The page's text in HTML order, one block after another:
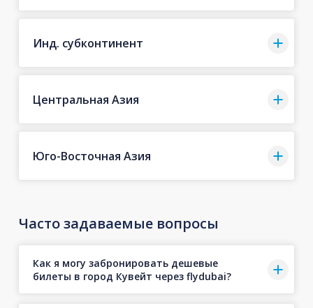
Инд. субконтинент
Центральная Азия
Юго-Восточная Азия
Часто задаваемые вопросы
Как я могу забронировать дешевые
билеты в город Кувейт через flydubai?